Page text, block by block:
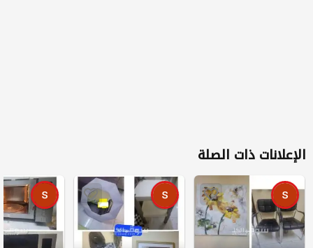
الإعلانات ذات الصلة